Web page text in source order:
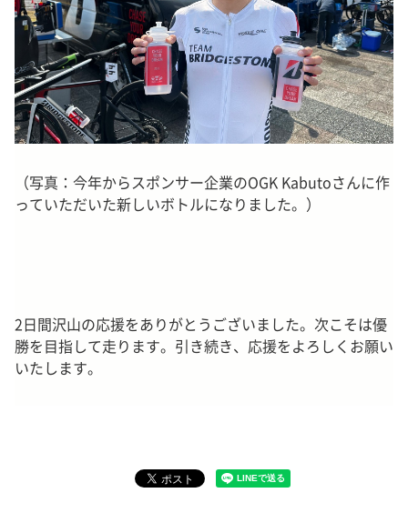
（写真：今年からスポンサー企業のOGK Kabutoさんに作
っていただいた新しいボトルになりました。）
2日間沢山の応援をありがとうございました。次こそは優
勝を目指して走ります。引き続き、応援をよろしくお願い
いたします。